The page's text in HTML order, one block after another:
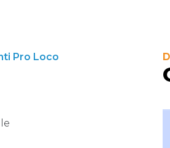
Pro Loco